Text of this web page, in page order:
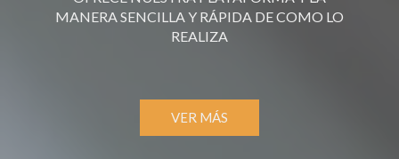
MANERA SENCILLA Y RÁPIDA DE COMO LO
REALIZA
VER MÁS